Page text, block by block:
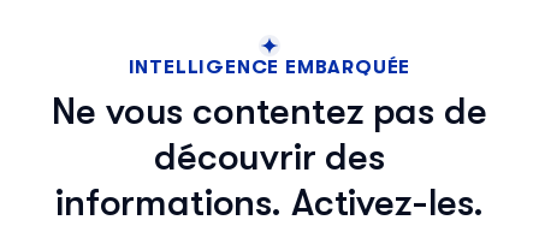
INTELLIGENCE EMBARQUÉE
Ne vous contentez pas de
découvrir des
informations. Activez-les.